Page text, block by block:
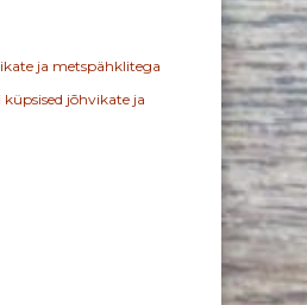
ja metspähklitega
küpsised jõhvikate ja